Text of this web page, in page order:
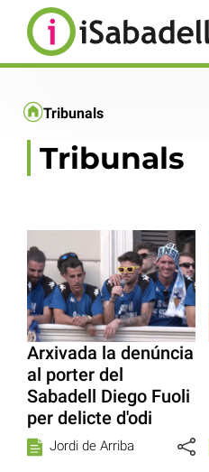
Tribunals
Tribunals
Arxivada la denúncia
al porter del
Sabadell Diego Fuoli
per delicte d'odi
Jordi de Arriba